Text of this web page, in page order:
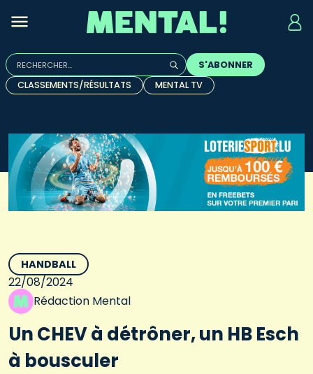
Rechercher :
Quand les résultats de l'auto-complétion sont
S'ABONNER
CLASSEMENTS/RÉSULTATS
MENTAL TV
HANDBALL
22/08/2024
Rédaction Mental
Un CHEV à détrôner, un HB Esch
à bousculer